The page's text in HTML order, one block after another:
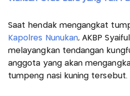
Saat hendak mengangkat
Kapolres Nunukan, AKBP
melayangkan tendangan
anggota yang akan
tumpeng nasi kuning tersebut.